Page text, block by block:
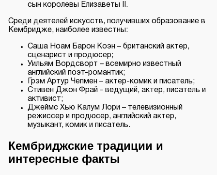
сын королевы Елизаветы II.
Среди деятелей искусств, получивших образование в
Кембридже, наиболее известны:
Саша Ноам Барон Коэн – британский актер,
сценарист и продюсер;
Уильям Вордсворт – всемирно известный
английский поэт-романтик;
Грэм Артур Чепмен – актер-комик и писатель;
Стивен Джон Фрай - ведущий, актер, писатель и
активист;
Джеймс Хью Калум Лори – телевизионный
режиссер и продюсер, английский актер,
музыкант, комик и писатель.
Кембриджские традиции и
интересные факты